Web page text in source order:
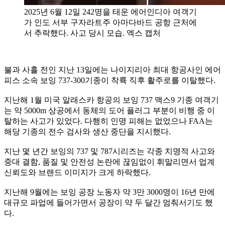
2025년 6월 12일 242명을 태운 에어인디아 여객기
가 인도 서부 구자라트주 아마다바드 공항 근처에
서 추락했다. 사고 당시 모습. 엑스 캡처
불과 사흘 전인 지난 13일에는 나이지리아 최대 항공사인 에어
피스 소속 보잉 737-300기종이 착륙 직후 활주로를 이탈했다.
지난해 1월 미국 알래스카 항공의 보잉 737 맥스9 기종 여객기
는 약 5000m 상공에서 동체의 도어 플러그 부분이 비행 중 이
탈하는 사고가 있었다. 다행히 인명 피해는 없었으나 FAA는
해당 기종의 전수 검사와 생산 중단을 지시했다.
지난 몇 년간 보잉의 737 및 787시리즈는 각종 치명적 사고와
중대 결함, 품질 및 안전성 논란에 끊임없이 휘말리면서 업계
신뢰도와 브랜드 이미지가 크게 하락했다.
지난해 9월에는 보잉 공장 노동자 약 3만 3000명이 16년 만에
대규모 파업에 들어가면서 공장이 약 두 달간 멈춰서기도 했
다.